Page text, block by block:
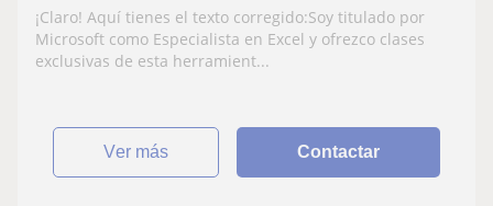
¡Claro! Aquí tienes el texto corregido:Soy titulado por
Microsoft como Especialista en Excel y ofrezco clases
exclusivas de esta herramient...
ver más Contactar